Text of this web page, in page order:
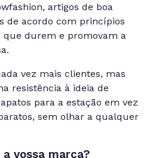
artigos de boa
de acordo com princípios
que durem e promovam a
vez mais clientes, mas
resistência à ideia de
para a estação em vez
sem olhar a qualquer
vossa marca?